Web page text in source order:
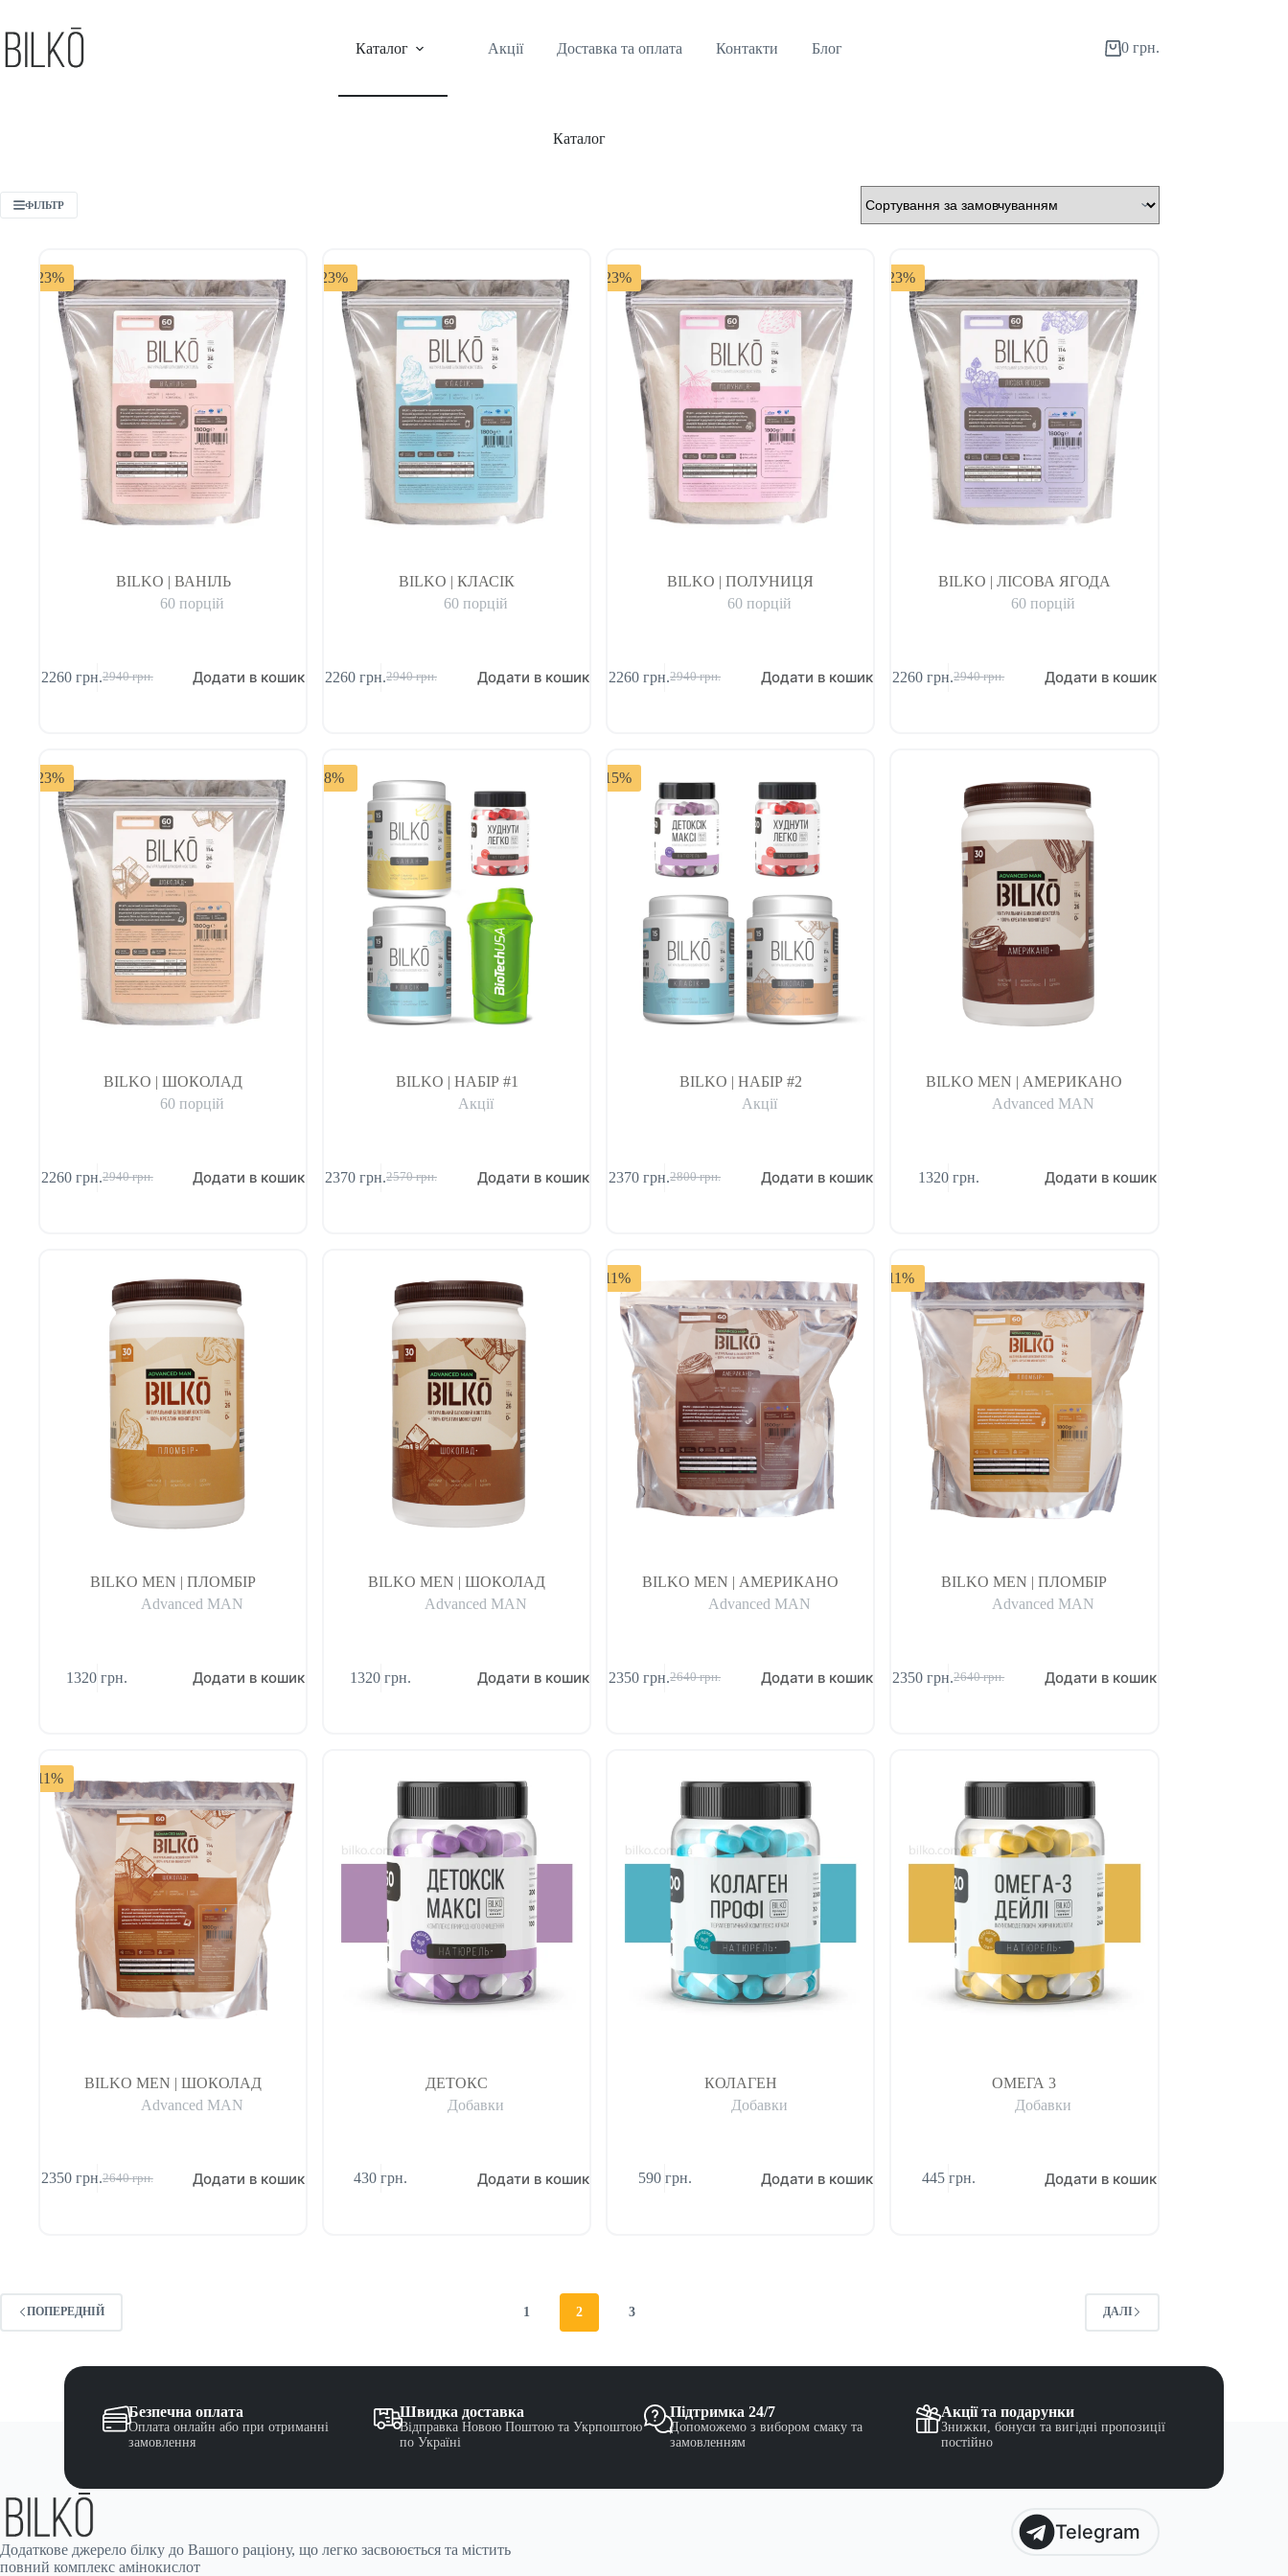
Каталог Акції Доставка та оплата Контакти Блог 0 грн.
Каталог
ФІЛЬТР
-23%
BILKO | ВАНІЛЬ
60 порцій
2940грн.
2260 грн. Додати в кошик
-23%
BILKO | КЛАСІК
60 порцій
2940грн.
2260 грн. Додати в кошик
-23%
BILKO | ПОЛУНИЦЯ
60 порцій
2940грн.
2260грн. Додати в кошик
-23%
BILKO | ЛІСОВА ЯГОДА
60 порцій
2940грн.
2260грн. Додати в кошик
-23%
BILKO | ШОКОЛАД
60 порцій
2940грн.
2260 грн. Додати в кошик
-8%
BILKO | НАБІР #1
Акції
2570грн.
2370 грн. Додати в кошик
-15%
BILKO | НАБІР #2
Акції
2800грн.
2370грн. Додати в кошик
BILKO MEN | АМЕРИКАНО
Advanced MAN
1320 грн. Додати в кошик
BILKO MEN | ПЛОМБІР
Advanced MAN
1320грн. Додати в кошик
BILKO MEN | ШОКОЛАД
Advanced MAN
1320грн. Додати в кошик
-11%
BILKO MEN | АМЕРИКАНО
Advanced MAN
2640грн.
2350грн. Додати в кошик
-11%
BILKO MEN | ПЛОМБІР
Advanced MAN
2640грн.
2350грн. Додати в кошик
-11%
BILKO MEN | ШОКОЛАД
Advanced MAN
2640грн.
2350 грн. Додати в кошик
ДЕТОКС
Добавки
430грн. Додати в кошик
КОЛАГЕН
Добавки
590 грн. Додати в кошик
ОМЕГА 3
Добавки
445 грн. Додати в кошик
ПОПЕРЕДНІЙ 1 2 3 ДАЛІ
Безпечна оплата
Оплата онлайн або при отриманні
замовлення
Швидка доставка
Відправка Новою Поштою та Укрпоштою
по Україні
Підтримка 24/7
Допоможемо з вибором смаку та
замовленням
Акції та подарунки
Знижки, бонуси та вигідні пропозиції
постійно
Додаткове джерело білку до Вашого раціону, що легко засвоюється та містить
повний комплекс амінокислот
Telegram